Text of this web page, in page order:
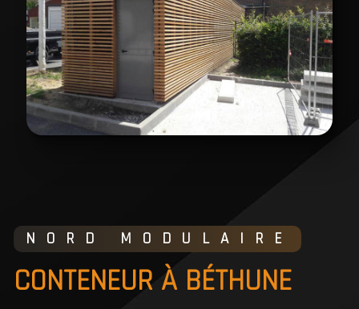
NORD MODULAIRE
CONTENEUR À BÉTHUNE